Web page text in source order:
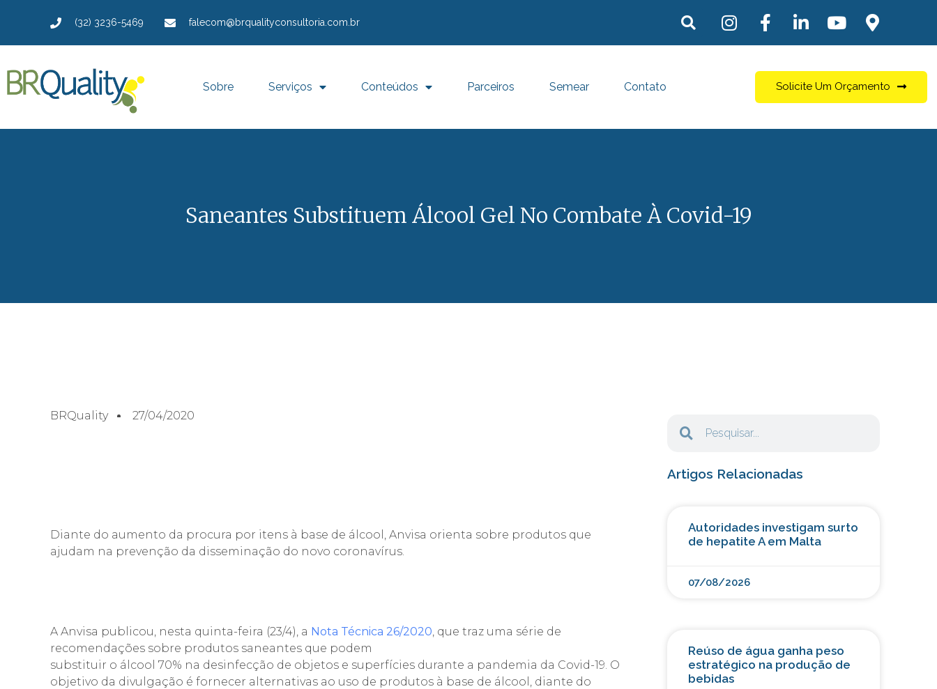
(32) 3236-5469 falecom@brqualityconsultoria.com.br
Sobre Serviços Conteúdos Parceiros Semear Contato Solicite Um Orçamento
Saneantes Substituem Álcool Gel No Combate À Covid-19
BRQuality 27/04/2020
Diante do aumento da procura por itens à base de álcool, Anvisa orienta sobre produtos que
ajudam na prevenção da disseminação do novo coronavírus.
A Anvisa publicou, nesta quinta-feira (23/4), a Nota Técnica 26/2020 , que traz uma série de
recomendações sobre produtos saneantes que podem
substituir o álcool 70% na desinfecção de objetos e superfícies durante a pandemia da Covid-19. O
objetivo da divulgação é fornecer alternativas ao uso de produtos à base de álcool, diante do
Artigos Relacionadas
Autoridades investigam surto
de hepatite A em Malta
07/08/2026
Reúso de água ganha peso
estratégico na produção de
bebidas